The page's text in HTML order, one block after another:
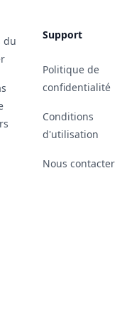
du
Support
Politique de
confidentialité
Conditions
d'utilisation
Nous contacter